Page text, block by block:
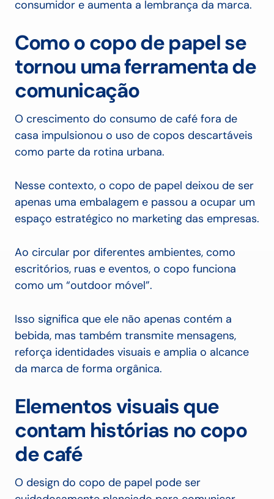
consumidor e aumenta a lembrança da marca.
Como o copo de papel se
tornou uma ferramenta de
comunicação
O crescimento do consumo de café fora de
casa impulsionou o uso de copos descartáveis
como parte da rotina urbana.
Nesse contexto, o copo de papel deixou de ser
apenas uma embalagem e passou a ocupar um
espaço estratégico no marketing das empresas.
Ao circular por diferentes ambientes, como
escritórios, ruas e eventos, o copo funciona
como um “outdoor móvel”.
Isso significa que ele não apenas contém a
bebida, mas também transmite mensagens,
reforça identidades visuais e amplia o alcance
da marca de forma orgânica.
Elementos visuais que
contam histórias no copo
de café
O design do copo de papel pode ser